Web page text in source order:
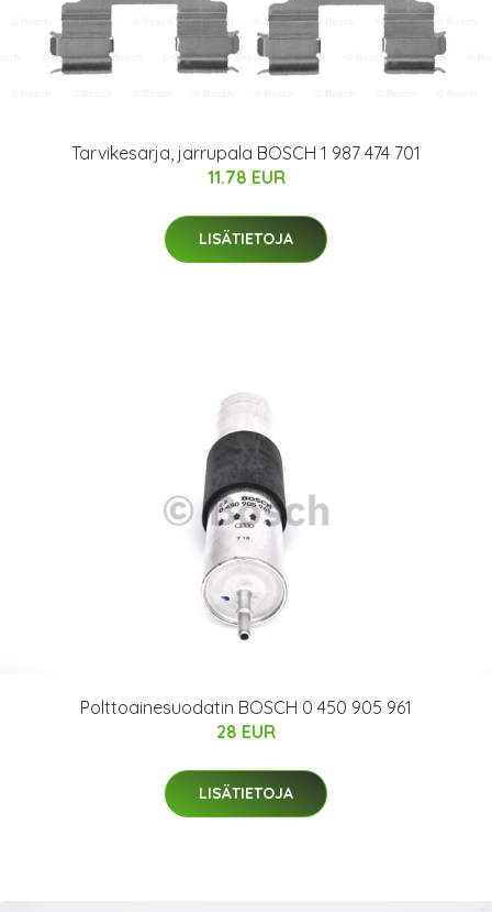
Tarvikesarja, jarrupala BOSCH 1 987 474 701
11.78 EUR
LISÄTIETOJA
Polttoainesuodatin BOSCH 0 450 905 961
28 EUR
LISÄTIETOJA